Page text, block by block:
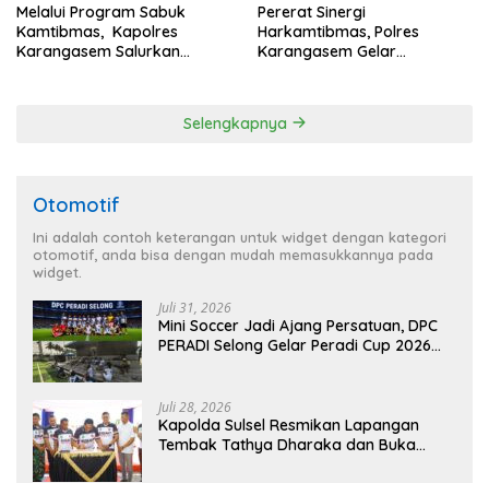
Melalui Program Sabuk
Kamtibmas, Kapolres
Karangasem Salurkan
Pererat Sinergi
Harkamtibmas, Polres
Karangasem Gelar
Selengkapnya
Otomotif
Ini adalah contoh keterangan untuk widget dengan kategori
otomotif, anda bisa dengan mudah memasukkannya pada
widget.
Juli 31, 2026
Mini Soccer Jadi Ajang Persatuan, DPC
PERADI Selong Gelar Peradi Cup 2026
Juli 28, 2026
Kapolda Sulsel Resmikan Lapangan
Tembak Tathya Dharaka dan Buka